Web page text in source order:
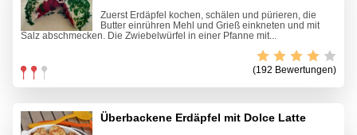
Zuerst Erdäpfel kochen, schälen und pürieren, die
Butter einrühren Mehl und Grieß einkneten und mit
Salz abschmecken. Die Zwiebelwürfel in einer Pfanne mit...
(192 Bewertungen)
Überbackene Erdäpfel mit Dolce Latte